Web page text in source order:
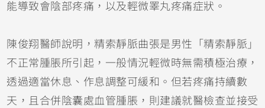
能導致會陰部疼痛，以及輕微睪丸疼痛症狀。
陳俊翔醫師說明，精索靜脈曲張是男性「精索靜脈」
不正常腫脹所引起，一般情況輕微時無需積極治療，
透過適當休息、作息調整可緩和。但若疼痛持續數
天，且合併陰囊處血管腫脹，則建議就醫檢查並接受